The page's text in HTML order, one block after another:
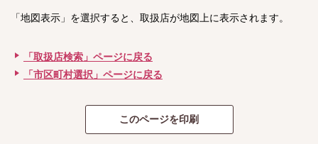
「地図表示」を選択すると、取扱店が地図上に表示されます。
「取扱店検索」ページに戻る
「市区町村選択」ページに戻る